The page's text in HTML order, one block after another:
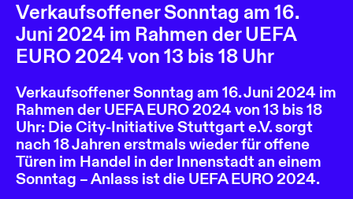
Verkaufsoffener Sonntag am 16.
Juni 2024 im Rahmen der UEFA
EURO 2024 von 13 bis 18 Uhr
Verkaufsoffener Sonntag am 16. Juni 2024 im
Rahmen der UEFA EURO 2024 von 13 bis 18
Uhr: Die City-Initiative Stuttgart e.V. sorgt
nach 18 Jahren erstmals wieder für offene
Türen im Handel in der Innenstadt an einem
Sonntag – Anlass ist die UEFA EURO 2024.